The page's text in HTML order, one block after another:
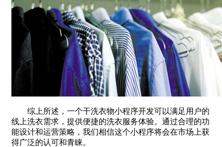
综上所述，一个干洗衣物小程序开发可以满足用户的
线上洗衣需求，提供便捷的洗衣服务体验。通过合理的功
能设计和运营策略，我们相信这个小程序将会在市场上获
得广泛的认可和青睐。